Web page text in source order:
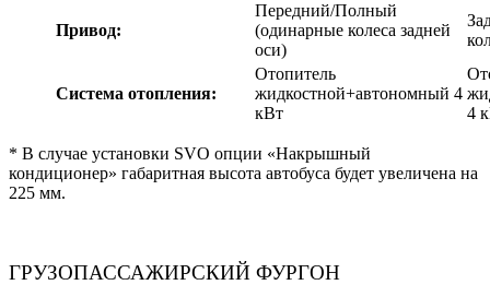
Привод:
Передний/Полный
(одинарные колеса задней
оси)
Система отопления:
Отопитель
жидкостной+автономный 4
кВт
4
* В случае установки SVO опции «Накрышный
кондиционер» габаритная высота автобуса будет увеличена на
225 мм.
ГРУЗОПАССАЖИРСКИЙ ФУРГОН